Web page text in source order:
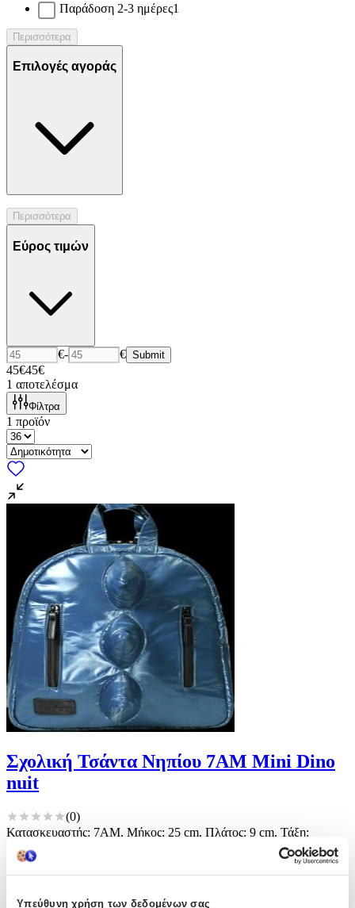
Υπεύθυνη χρήση των δεδομένων σας
Παράδοση 2-3 ημέρες1
Περισσότερα
Επιλογές αγοράς
Περισσότερα
Εύρος τιμών
€- € Submit
45€45€
1 αποτελέσμα
Φίλτρα
1 προϊόν
Σχολική Τσάντα Νηπίου 7AM Mini Dino
nuit
(0)
Κατασκευαστής: 7AM, Μήκος: 25 cm, Πλάτος: 9 cm, Τάξη:
Νηπιαγωγείου, Τύπος: Πλάτης, Φύλο: Αγόρι
Παράδοση 2-3 ημέρες
Από Babydream